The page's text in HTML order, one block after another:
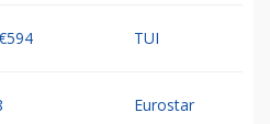
TUI
Eurostar